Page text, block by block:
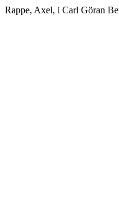
Rappe, Axel, i Carl Göran